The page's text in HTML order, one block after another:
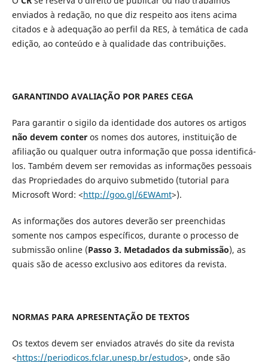
enviados à redação, no que diz respeito aos itens acima
citados e à adequação ao perfil da RES, à temática de cada
edição, ao conteúdo e à qualidade das contribuições.
GARANTINDO AVALIAÇÃO POR PARES CEGA
Para garantir o sigilo da identidade dos autores os artigos
não devem conteros nomes dos autores, instituição de
afiliação ou qualquer outra informação que possa identificá-
los. Também devem ser removidas as informações pessoais
das Propriedades do arquivo submetido (tutorial para
Microsoft Word: <http://goo.gl/6EWAmt>).
As informações dos autores deverão ser preenchidas
somente nos campos específicos, durante o processo de
submissão online (Passo 3. Metadados da submissão), as
quais são de acesso exclusivo aos editores da revista.
NORMAS PARA APRESENTAÇÃO DE TEXTOS
Os textos devem ser enviados através do site da revista
<https://periodicos.fclar.unesp.br/estudos>, onde são